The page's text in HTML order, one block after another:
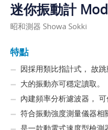
迷你振動計
昭和測器 Showa Sokki
特點
因採用類比指計式， 故
大的振動亦可穩定讀取。
內建頻率分析濾波器， 可
符合振動強度測量儀器相